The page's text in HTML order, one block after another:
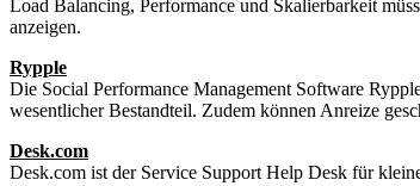
Load Balancing, Performance und Skalierbarkeit
anzeigen.
Rypple
Die Social Performance Management Software
wesentlicher Bestandteil. Zudem können Anreize
Desk.com
Desk.com ist der Service Support Help Desk für